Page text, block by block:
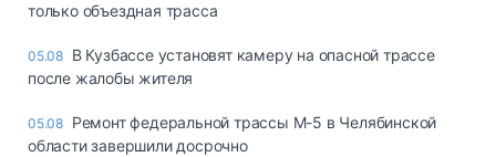
только объездная трасса
05.08 В Кузбассе установят камеру на опасной трассе
после жалобы жителя
05.08 Ремонт федеральной трассы М-5 в Челябинской
области завершили досрочно